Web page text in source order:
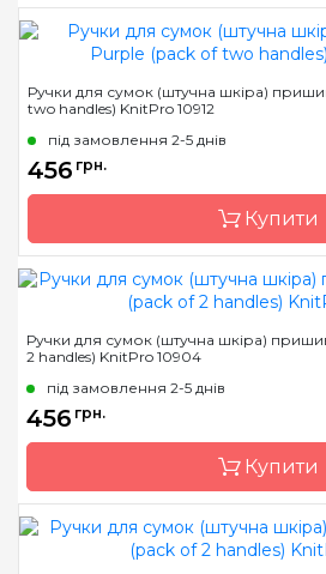
Країна виробник
Ручки для сумок (штучна шкіра)
two handles) KnitPro 10912
під замовлення 2-5 днів
456 грн.
Купити
Країна виробник
Ручки для сумок (штучна шкіра)
2 handles) KnitPro 10904
під замовлення 2-5 днів
456 грн.
Купити